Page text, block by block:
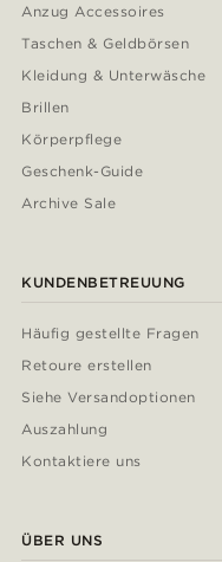
Anzug Accessoires
Taschen & Geldbörsen
Kleidung & Unterwäsche
Brillen
Körperpflege
Geschenk-Guide
Archive Sale
KUNDENBETREUUNG
Häufig gestellte Fragen
Retoure erstellen
Siehe Versandoptionen
Auszahlung
Kontaktiere uns
ÜBER UNS